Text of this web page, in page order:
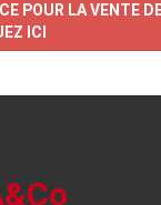
POUR LA VENTE
ICI